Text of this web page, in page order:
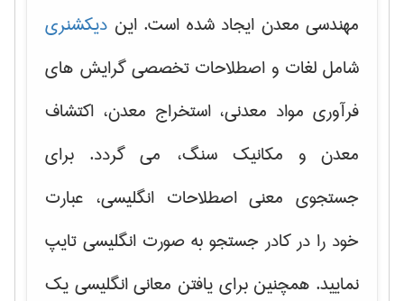
مهندسی معدن ایجاد شده است. این دیکشنری
شامل لغات و اصطلاحات تخصصی گرایش های
فرآوری مواد معدنی، استخراج معدن، اکتشاف
معدن و مکانیک سنگ، می گردد. برای
جستجوی معنی اصطلاحات انگلیسی، عبارت
خود را در کادر جستجو به صورت انگلیسی تایپ
نمایید. همچنین برای یافتن معانی انگلیسی یک